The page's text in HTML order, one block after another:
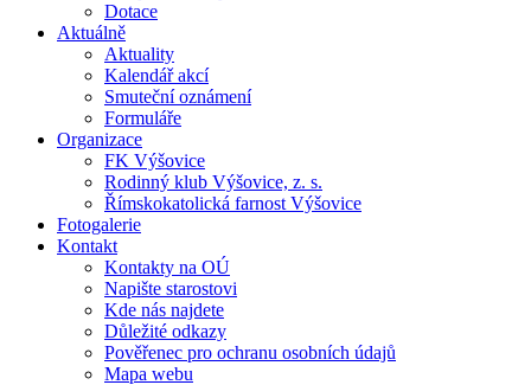
Dotace
Aktuálně
Aktuality
Kalendář akcí
Smuteční oznámení
Formuláře
Organizace
FK Výšovice
Rodinný klub Výšovice, z. s.
Římskokatolická farnost Výšovice
Fotogalerie
Kontakt
Kontakty na OÚ
Napište starostovi
Kde nás najdete
Důležité odkazy
Pověřenec pro ochranu osobních údajů
Mapa webu